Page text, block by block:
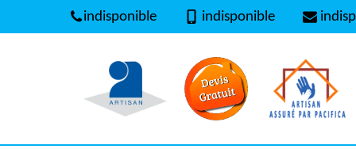
indisponible indisponible